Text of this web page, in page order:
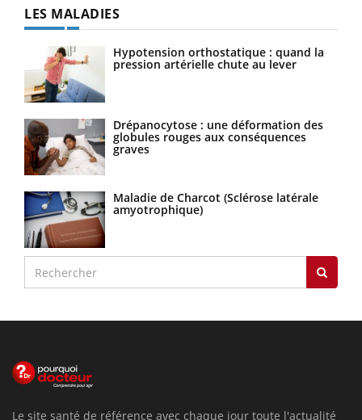
LES MALADIES
Hypotension orthostatique : quand la
pression artérielle chute au lever
Drépanocytose : une déformation des
globules rouges aux conséquences
graves
Maladie de Charcot (Sclérose latérale
amyotrophique)
Le site santé de référence avec chaque jour toute l'actualité